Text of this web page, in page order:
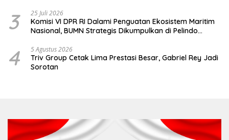
3 25 Juli 2026
Komisi VI DPR RI Dalami Penguatan Ekosistem Maritim
Nasional, BUMN Strategis Dikumpulkan di Pelindo
4 5 Agustus 2026
Triv Group Cetak Lima Prestasi Besar, Gabriel Rey Jadi
Sorotan